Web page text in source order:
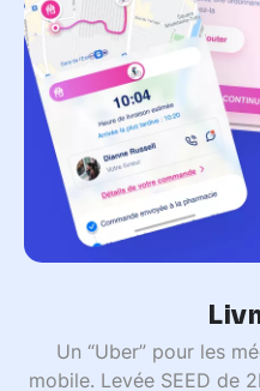
Un “Uber” pour les
mobile. Levée SEED de